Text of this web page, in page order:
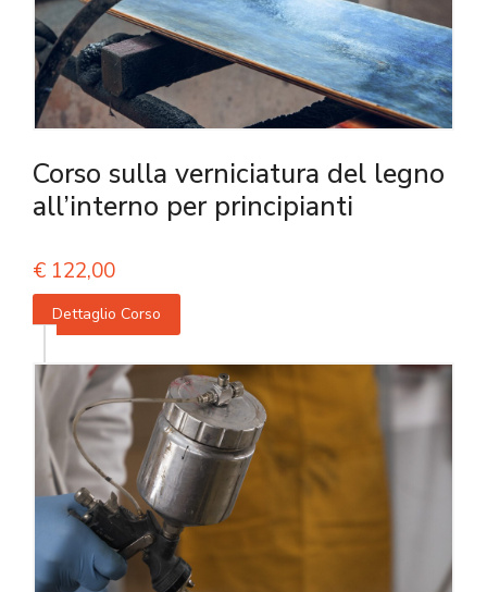
Corso sulla verniciatura del legno
all’interno per principianti
€ 122,00
Dettaglio Corso